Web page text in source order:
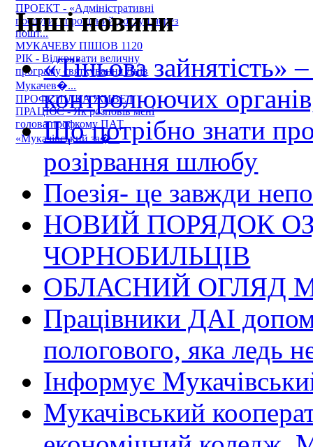
ПРОЕКТ - «Адміністративні
послуги: спрощений доступ через
пошт...
МУКАЧЕВУ ПІШОВ 1120
РІК - Відкривати величну
програму святкування Днів
Мукачев�...
ПРОФСПІЛКА ЖИВЕ І
ПРАЦЮЄ - Як розповів мені
голова профкому ПАТ
«Мукачівський за�...
Інші новини
«Тіньова зайнятість»
контролюючих
Що потрібно знати
розірвання шлюбу
Поезія- це завжди
НОВИЙ ПОРЯДОК
ЧОРНОБИЛЬЦІВ
ОБЛАСНИЙ ОГЛЯД
Працівники ДАІ
пологового, яка ледь
Інформує
Мукачівський